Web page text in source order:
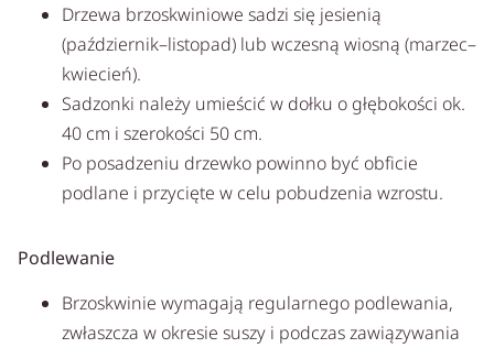
Drzewa brzoskwiniowe sadzi się jesienią
(październik–listopad) lub wczesną wiosną (marzec–
kwiecień).
Sadzonki należy umieścić w dołku o głębokości ok.
40 cm i szerokości 50 cm.
Po posadzeniu drzewko powinno być obficie
podlane i przycięte w celu pobudzenia wzrostu.
Podlewanie
Brzoskwinie wymagają regularnego podlewania,
zwłaszcza w okresie suszy i podczas zawiązywania